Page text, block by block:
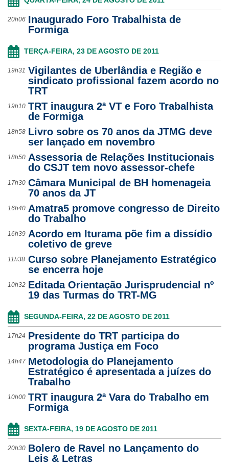
20h06 Inaugurado Foro Trabalhista de
Formiga
TERÇA-FEIRA, 23 DE AGOSTO DE 2011
19h31 Vigilantes de Uberlândia e Região e
sindicato profissional fazem acordo no
TRT
19h10 TRT inaugura 2ª VT e Foro Trabalhista
de Formiga
18h58 Livro sobre os 70 anos da JTMG deve
ser lançado em novembro
18h50 Assessoria de Relações Institucionais
do CSJT tem novo assessor-chefe
17h30 Câmara Municipal de BH homenageia
70 anos da JT
16h40 Amatra5 promove congresso de Direito
do Trabalho
16h39 Acordo em Iturama põe fim a dissídio
coletivo de greve
11h38 Curso sobre Planejamento Estratégico
se encerra hoje
10h32 Editada Orientação Jurisprudencial nº
19 das Turmas do TRT-MG
SEGUNDA-FEIRA, 22 DE AGOSTO DE 2011
17h24 Presidente do TRT participa do
programa Justiça em Foco
14h47 Metodologia do Planejamento
Estratégico é apresentada a juízes do
Trabalho
10h00 TRT inaugura 2ª Vara do Trabalho em
Formiga
SEXTA-FEIRA, 19 DE AGOSTO DE 2011
20h30 Bolero de Ravel no Lançamento do
Leis & Letras